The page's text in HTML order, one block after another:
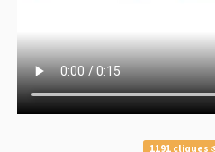
1191 cliques